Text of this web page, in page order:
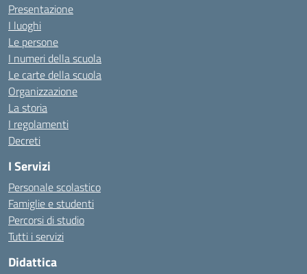
Presentazione
I luoghi
Le persone
I numeri della scuola
Le carte della scuola
Organizzazione
La storia
I regolamenti
Decreti
I Servizi
Personale scolastico
Famiglie e studenti
Percorsi di studio
Tutti i servizi
Didattica